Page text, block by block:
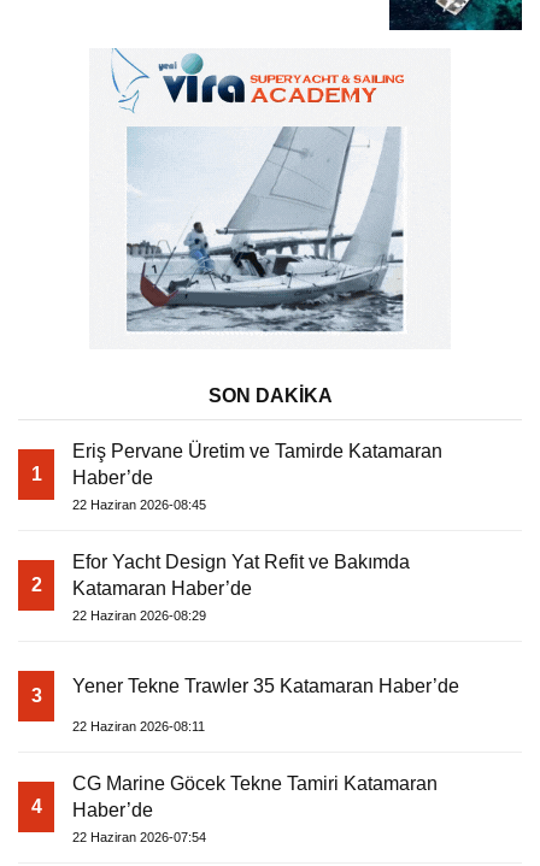
SON DAKİKA
1
Eriş Pervane Üretim ve Tamirde Katamaran
Haber’de
22 Haziran 2026-08:45
2
Efor Yacht Design Yat Refit ve Bakımda
Katamaran Haber’de
22 Haziran 2026-08:29
3 Yener Tekne Trawler 35 Katamaran Haber’de
22 Haziran 2026-08:11
4
CG Marine Göcek Tekne Tamiri Katamaran
Haber’de
22 Haziran 2026-07:54